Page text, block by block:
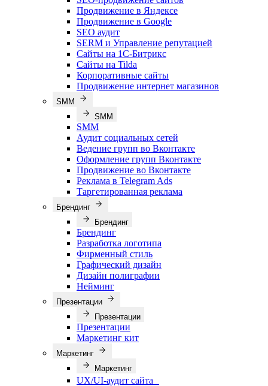
Продвижение в Яндексе
Продвижение в Google
SEO аудит
SERM и Управление репутацией
Сайты на 1С-Битрикс
Сайты на Tilda
Корпоративные сайты
Продвижение интернет магазинов
SMM
SMM
SMM
Аудит социальных сетей
Ведение групп во Вконтакте
Оформление групп Вконтакте
Продвижение во Вконтакте
Реклама в Telegram Ads
Таргетированная реклама
Брендинг
Брендинг
Брендинг
Разработка логотипа
Фирменный стиль
Графический дизайн
Дизайн полиграфии
Нейминг
Презентации
Презентации
Презентации
Маркетинг кит
Маркетинг
Маркетинг
UX/UI-аудит сайта